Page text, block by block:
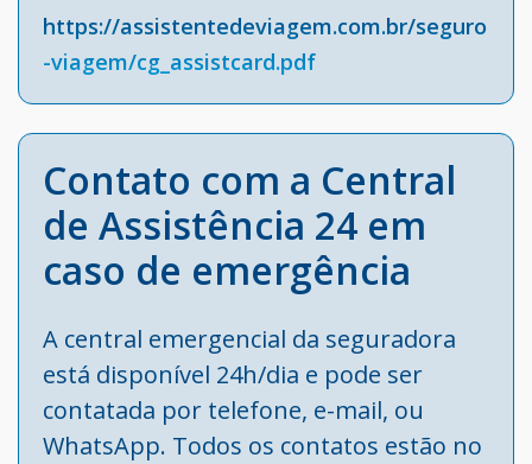
https://assistentedeviagem.com.br/seguro
-viagem/cg_assistcard.pdf
Contato com a Central
de Assistência 24 em
caso de emergência
A central emergencial da seguradora
está disponível 24h/dia e pode ser
contatada por telefone, e-mail, ou
WhatsApp. Todos os contatos estão no